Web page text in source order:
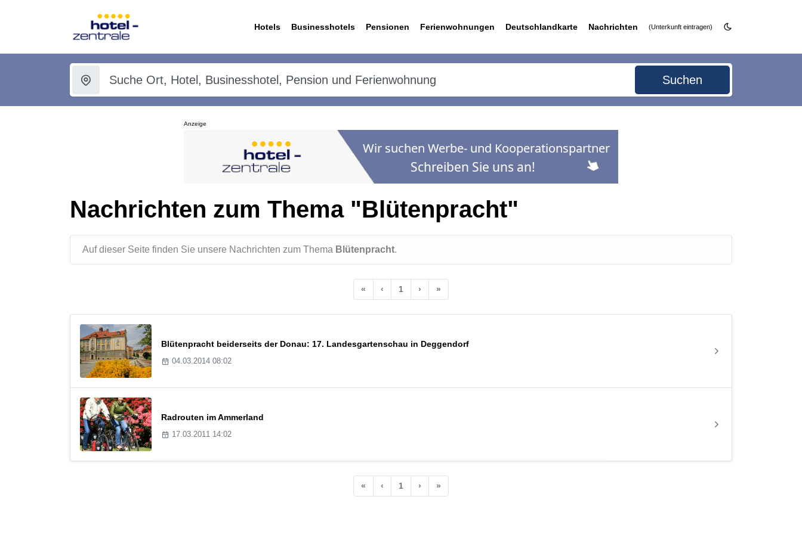
Hotels Businesshotels Pensionen Ferienwohnungen Deutschlandkarte Nachrichten (Unterkunft eintragen)
Suchen
Anzeige
Nachrichten zum Thema "Blütenpracht"
Auf dieser Seite finden Sie unsere Nachrichten zum Thema Blütenpracht.
« ‹ 1 › »
Blütenpracht beiderseits der Donau: 17. Landesgartenschau in Deggendorf
04.03.2014 08:02
Radrouten im Ammerland
17.03.2011 14:02
« ‹ 1 › »